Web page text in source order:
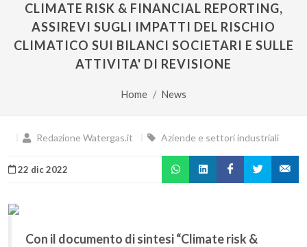
CLIMATE RISK & FINANCIAL REPORTING,
ASSIREVI SUGLI IMPATTI DEL RISCHIO
CLIMATICO SUI BILANCI SOCIETARI E SULLE
ATTIVITA' DI REVISIONE
Home News
Redazione Watergas.it Aziende e settori industriali
22 dic 2022
Con il documento di sintesi “Climate risk &